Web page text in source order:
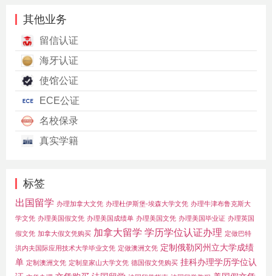
其他业务
留信认证
海牙认证
使馆公证
ECE公证
名校保录
真实学籍
标签
出国留学 办理加拿大文凭 办理杜伊斯堡-埃森大学文凭 办理牛津布鲁克斯大
学文凭 办理美国假文凭 办理美国成绩单 办理美国文凭 办理美国毕业证 办理英国
假文凭 加拿大假文凭购买 加拿大留学 学历学位认证办理 定做巴特
洪内夫国际应用技术大学毕业文凭 定做澳洲文凭 定制俄勒冈州立大学成绩
单 定制澳洲文凭 定制皇家山大学文凭 德国假文凭购买 挂科办理学历学位认